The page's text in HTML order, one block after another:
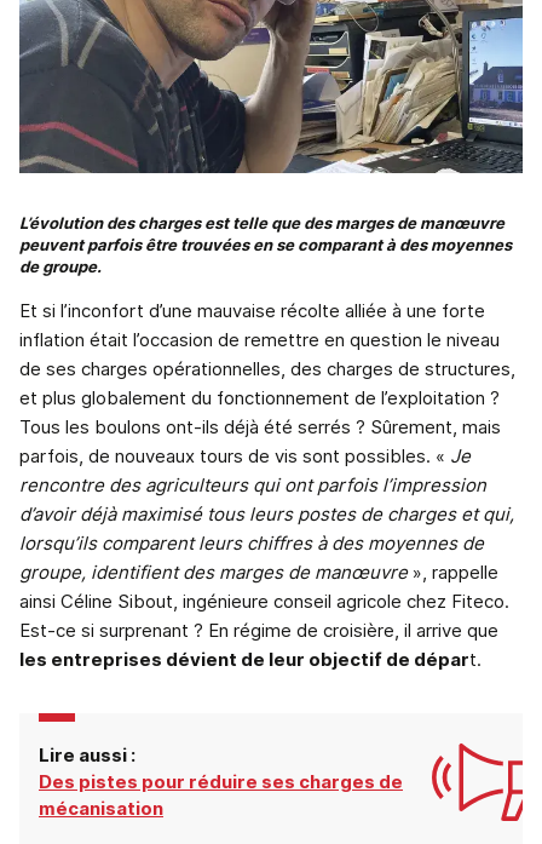
L’évolution des charges est telle que des marges de manœuvre
peuvent parfois être trouvées en se comparant à des moyennes
de groupe.
Et si l’inconfort d’une mauvaise récolte alliée à une forte
inflation était l’occasion de remettre en question le niveau
de ses charges opérationnelles, des charges de structures,
et plus globalement du fonctionnement de l’exploitation ?
Tous les boulons ont-ils déjà été serrés ? Sûrement, mais
parfois, de nouveaux tours de vis sont possibles. « Je
rencontre des agriculteurs qui ont parfois l’impression
d’avoir déjà maximisé tous leurs postes de charges et qui,
lorsqu’ils comparent leurs chiffres à des moyennes de
groupe, identifient des marges de manœuvre», rappelle
ainsi Céline Sibout, ingénieure conseil agricole chez Fiteco.
Est-ce si surprenant ? En régime de croisière, il arrive que
les entreprises dévient de leur objectif de départ.
Lire aussi :
Des pistes pour réduire ses charges de
mécanisation